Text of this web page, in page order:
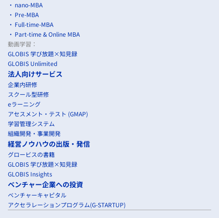
nano-MBA
Pre-MBA
Full-time-MBA
Part-time & Online MBA
動画学習：
GLOBIS 学び放題×知見録
GLOBIS Unlimited
法人向けサービス
企業内研修
スクール型研修
eラーニング
アセスメント・テスト (GMAP)
学習管理システム
組織開発・事業開発
経営ノウハウの出版・発信
グロービスの書籍
GLOBIS 学び放題×知見録
GLOBIS Insights
ベンチャー企業への投資
ベンチャーキャピタル
アクセラレーションプログラム(G-STARTUP)